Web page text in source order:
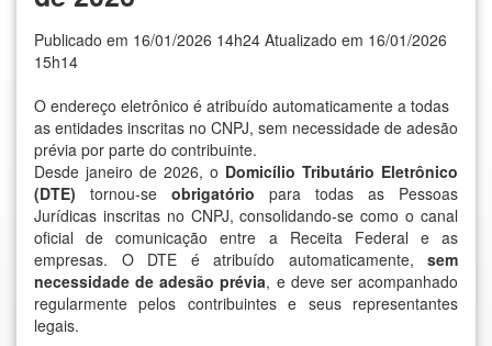
Publicado em 16/01/2026 14h24 Atualizado em 16/01/2026
15h14
O endereço eletrônico é atribuído automaticamente a todas
as entidades inscritas no CNPJ, sem necessidade de adesão
prévia por parte do contribuinte.
Desde janeiro de 2026, o Domicílio Tributário Eletrônico
(DTE) tornou-se obrigatório para todas as Pessoas
Jurídicas inscritas no CNPJ, consolidando-se como o canal
oficial de comunicação entre a Receita Federal e as
empresas. O DTE é atribuído automaticamente, sem
necessidade de adesão prévia, e deve ser acompanhado
regularmente pelos contribuintes e seus representantes
legais.